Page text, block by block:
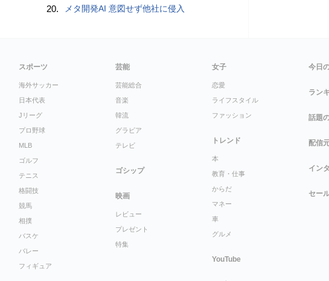
20. メタ開発AI 意図せず他社に侵入
スポーツ
海外サッカー
日本代表
Jリーグ
プロ野球
MLB
ゴルフ
テニス
格闘技
競馬
相撲
バスケ
バレー
フィギュア
芸能
芸能総合
音楽
韓流
グラビア
テレビ
ゴシップ
映画
レビュー
プレゼント
特集
女子
恋愛
ライフスタイル
ファッション
トレンド
本
教育・仕事
からだ
マネー
車
グルメ
YouTube
今日
ラン
話題
配信
イン
セー